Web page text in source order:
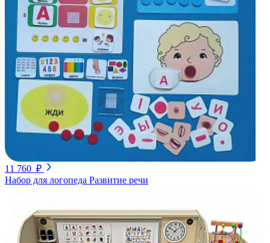
11 760 ₽
Набор для логопеда Развитие речи